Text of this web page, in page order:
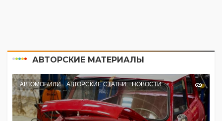
АВТОРСКИЕ МАТЕРИАЛЫ
АВТОМОБИЛИ АВТОРСКИЕ СТАТЬИ НОВОСТИ